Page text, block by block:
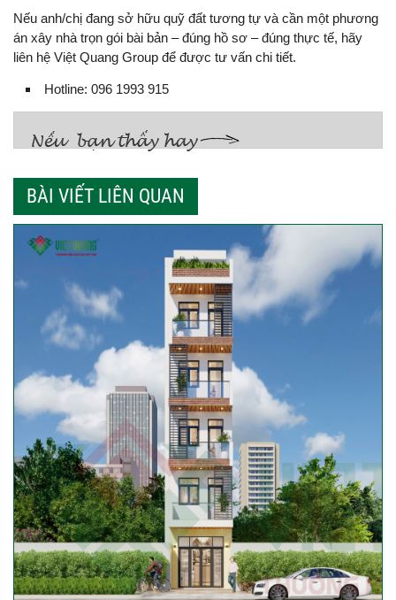
Nếu anh/chị đang sở hữu quỹ đất tương tự và cần một phương
án xây nhà trọn gói bài bản – đúng hồ sơ – đúng thực tế, hãy
liên hệ Việt Quang Group để được tư vấn chi tiết.
Hotline: 096 1993 915
BÀI VIẾT LIÊN QUAN